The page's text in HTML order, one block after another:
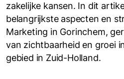
zakelijke kansen. In dit
belangrijkste aspecten en
Marketing in Gorinchem,
van zichtbaarheid en groei
gebied in Zuid-Holland.